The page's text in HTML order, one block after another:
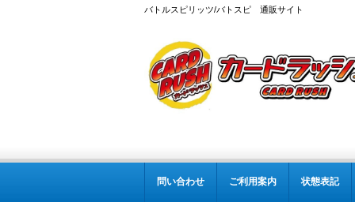
バトルスピリッツ/バトスピ 通販サイト
問い合わせ ご利用案内 状態表記